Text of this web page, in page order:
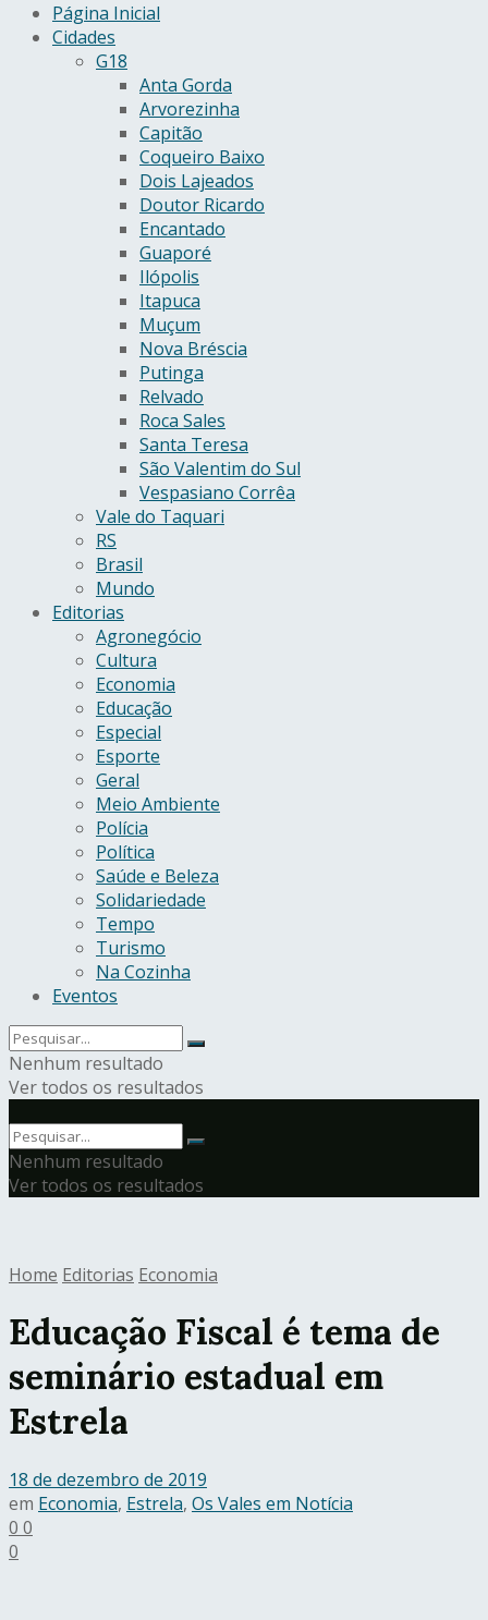
Página Inicial
Cidades
G18
Anta Gorda
Arvorezinha
Capitão
Coqueiro Baixo
Dois Lajeados
Doutor Ricardo
Encantado
Guaporé
Ilópolis
Itapuca
Muçum
Nova Bréscia
Putinga
Relvado
Roca Sales
Santa Teresa
São Valentim do Sul
Vespasiano Corrêa
Vale do Taquari
RS
Brasil
Mundo
Editorias
Agronegócio
Cultura
Economia
Educação
Especial
Esporte
Geral
Meio Ambiente
Polícia
Política
Saúde e Beleza
Solidariedade
Tempo
Turismo
Na Cozinha
Eventos
Nenhum resultado
Ver todos os resultados
Nenhum resultado
Ver todos os resultados
Home Editorias Economia
Educação Fiscal é tema de
seminário estadual em
Estrela
18 de dezembro de 2019
em Economia, Estrela, Os Vales em Notícia
0 0
0